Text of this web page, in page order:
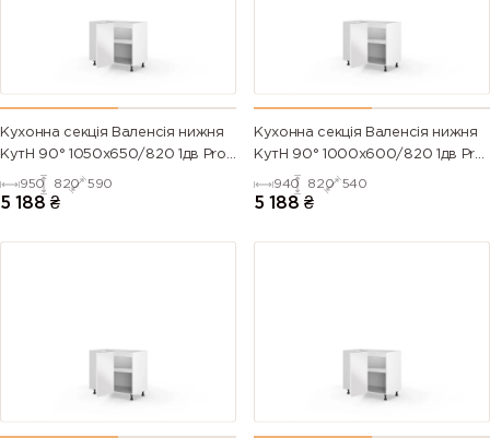
Кухонна секція Валенсія нижня
КутН 90° 1050х650/820 1дв Pro
Blum (Білий/Напівмат Білий
9003)
950 820 590
5 188 ₴
Кухонна секція Валенсія нижня
КутН 90° 1000х600/820 1дв Pro
Blum (Білий/Напівмат Білий
9003)
940 820 540
5 188 ₴